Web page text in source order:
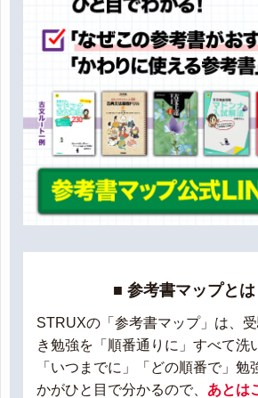
■ 参考書マップと
STRUXの「参考書マップ」は、
き勉強を「順番通りに」すべて洗
「いつまでに」「どの順番で」勉
かがひと目で分かるので、 あとは